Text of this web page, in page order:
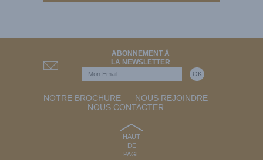
ABONNEMENT À
LA NEWSLETTER
NOTRE BROCHURE
NOUS REJOINDRE
NOUS CONTACTER
HAUT
DE
PAGE